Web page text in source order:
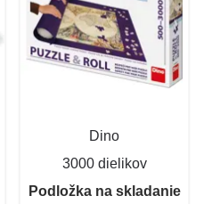
Dino
3000 dielikov
Podložka na skladanie